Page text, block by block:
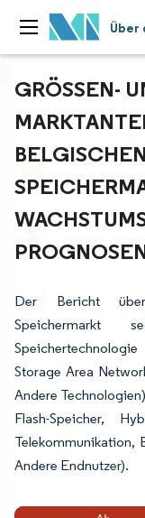
Über
GRÖSSEN-
ELGISCHEN
Der Bericht über
Speichermarkt
Storage Area
Andere
Flash-Speicher,
Telekommunikation,
Andere Endnutzer).